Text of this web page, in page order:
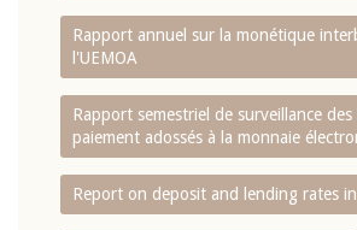
Rapport annuel sur la monétique
l'UEMOA
Rapport semestriel de surveillance des
paiement adossés à la monnaie
Report on deposit and lending rates